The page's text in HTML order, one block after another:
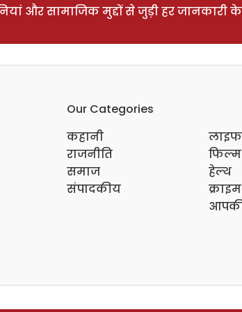
और सामाजिक मुद्दों से जुड़ी हर जानकारी
Our Categories
कहानी
राजनीति
समाज
संपादकीय
फिल्म
हेल्थ
क्राइम